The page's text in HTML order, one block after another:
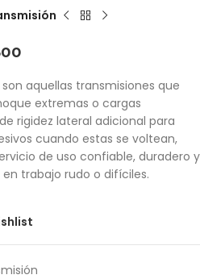
aquellas transmisiones que
extremas o cargas
rigidez lateral adicional para
cuando estas se voltean,
de uso confiable, duradero y
trabajo rudo o difíciles.